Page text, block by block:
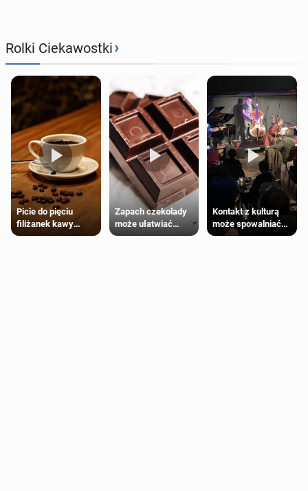
Rolki Ciekawostki›
Picie do pięciu
filiżanek kawy
dziennie jest
Zapach czekolady
może ułatwiać
trening siłowy
Kontakt z kulturą
może spowalniać
starzenie